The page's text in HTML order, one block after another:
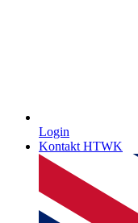
Login
Kontakt HTWK